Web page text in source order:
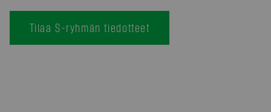
Tilaa S-ryhmän tiedotteet